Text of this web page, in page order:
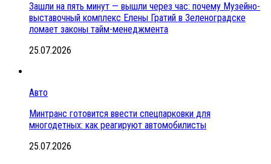
Зашли на пять минут — вышли через час: почему Музейно-
выставочный комплекс Елены Гратий в Зеленоградске
ломает законы тайм-менеджмента
25.07.2026
Авто
Минтранс готовится ввести спецпарковки для
многодетных: как реагируют автомобилисты
25.07.2026